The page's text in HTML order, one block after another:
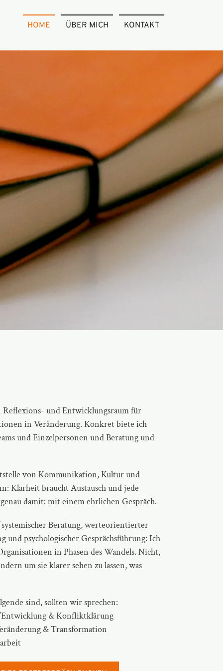
HOME ÜBER MICH KONTAKT
Reflexions- und Entwicklungsraumfür
in Veränderung. Konkret biete ich
und Einzelpersonen und Beratung und
von Kommunikation, Kultur und
Klarheit braucht Austausch und jede
damit: mit einem ehrlichen Gespräch.
Beratung,werteorientierter
und psychologischer Gesprächsführung: Ich
in Phasen des Wandels. Nicht,
um sie klarer sehen zu lassen, was
sind, sollten wir sprechen:
Entwicklung & Konfliktklärung
& Transformation